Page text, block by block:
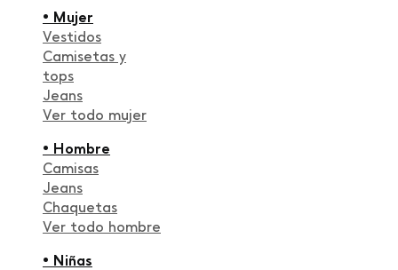
• Mujer
Vestidos
Camisetas y
tops
Jeans
Ver todo mujer
• Hombre
Camisas
Jeans
Chaquetas
Ver todo hombre
• Niñas